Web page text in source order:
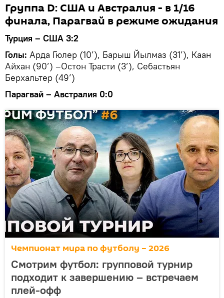
Группа D: США и Австралия - в 1/16
финала, Парагвай в режиме ожидания
Турция – США 3:2
Голы: Арда Гюлер (10’), Барыш Йылмаз (31’), Каан
Айхан (90’) –Остон Трасти (3’), Себастьян
Берхальтер (49’)
Парагвай – Австралия 0:0
Чемпионат мира по футболу – 2026
Смотрим футбол: групповой турнир
подходит к завершению – встречаем
плей-офф